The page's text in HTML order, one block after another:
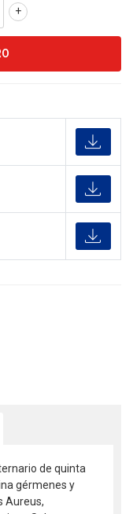
+
de quinta
gérmenes y
Aureus,